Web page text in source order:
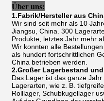
Über uns:
1.Fabrik/Hersteller aus
Wir sind seit mehr als 10
Jiangsu, China. 300
Produkte, letztes Jahr mehr
Wir konnten alle
als hundert fortschrittlichen
China betrieben werden.
2.Großer Lagerbestand
Das Lager ist das ganze
Lagerarten, wie z. B.
Rolllager, Schubkugellager